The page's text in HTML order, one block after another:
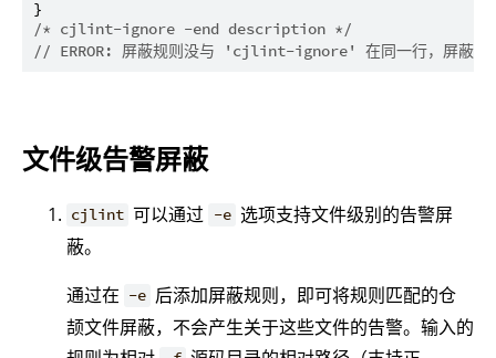
/* cjlint-ignore -end description */
// ERROR: 屏蔽规则没与 'cjlint-ignore' 在同一行，屏蔽告
文件级告警屏蔽
cjlint 可以通过 -e 选项支持文件级别的告警屏
蔽。
通过在 -e 后添加屏蔽规则，即可将规则匹配的仓
颉文件屏蔽，不会产生关于这些文件的告警。输入的